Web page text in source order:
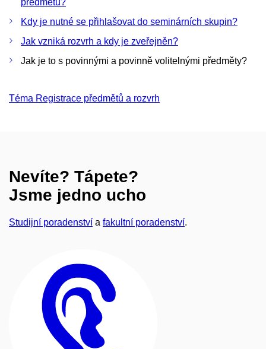
Kdy je nutné se přihlašovat do seminárních skupin?
Jak vzniká rozvrh a kdy je zveřejněn?
Jak je to s povinnými a povinně volitelnými předměty?
Téma Registrace předmětů a rozvrh
Nevíte? Tápete?
Jsme jedno ucho
Studijní poradenství a fakultní poradenství.